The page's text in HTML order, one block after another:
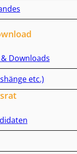
Downloads
etc.)